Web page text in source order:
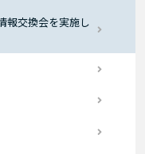
報交換会を実施し